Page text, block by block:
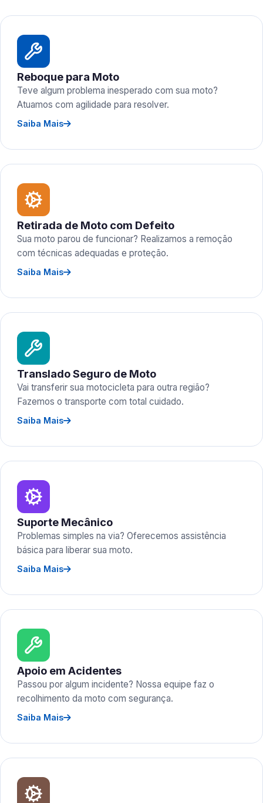
Reboque para Moto
Teve algum problema inesperado com sua moto?
Atuamos com agilidade para resolver.
Saiba Mais
Retirada de Moto com Defeito
Sua moto parou de funcionar? Realizamos a remoção
com técnicas adequadas e proteção.
Saiba Mais
Translado Seguro de Moto
Vai transferir sua motocicleta para outra região?
Fazemos o transporte com total cuidado.
Saiba Mais
Suporte Mecânico
Problemas simples na via? Oferecemos assistência
básica para liberar sua moto.
Saiba Mais
Apoio em Acidentes
Passou por algum incidente? Nossa equipe faz o
recolhimento da moto com segurança.
Saiba Mais